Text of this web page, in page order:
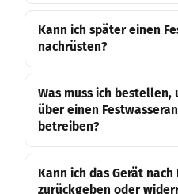
Kann ich später einen
nachrüsten?
Was muss ich
über einen
betreiben?
Kann ich das Gerät
zurückgeben oder